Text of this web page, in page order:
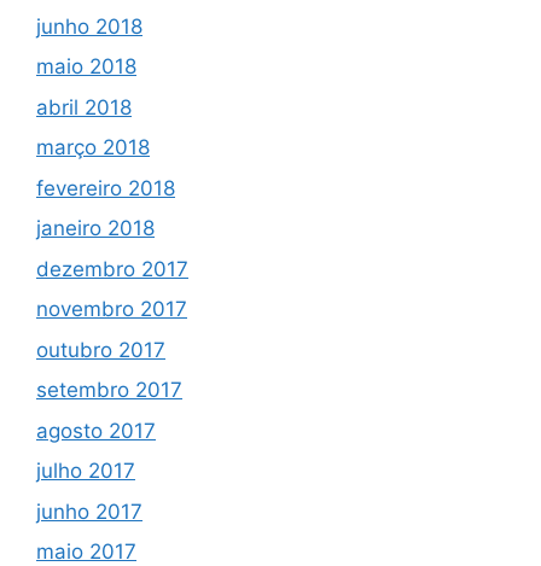
junho 2018
maio 2018
abril 2018
março 2018
fevereiro 2018
janeiro 2018
dezembro 2017
novembro 2017
outubro 2017
setembro 2017
agosto 2017
julho 2017
junho 2017
maio 2017